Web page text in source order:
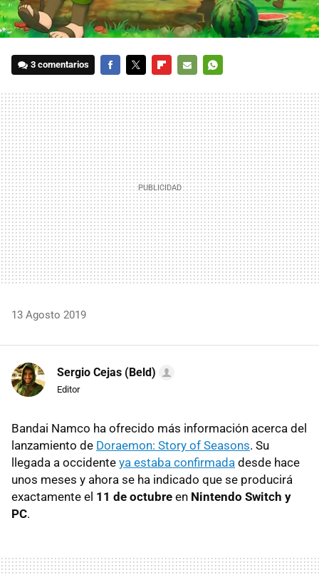
3 comentarios
MAIL
13 Agosto 2019
Sergio Cejas (Beld)
Editor
Bandai Namco ha ofrecido más información acerca del
lanzamiento de Doraemon: Story of Seasons. Su
llegada a occidente ya estaba confirmada desde hace
unos meses y ahora se ha indicado que se producirá
exactamente el 11 de octubre en Nintendo Switch y
PC.